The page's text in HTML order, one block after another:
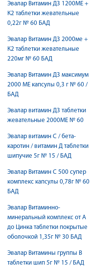
Эвалар Витамин Д3 1200МЕ +
К2 таблетки жевательные
0,22г № 60 БАД
Эвалар Витамин Д3 2000ме +
К2 таблетки жевательные
220мг № 60 БАД
Эвалар Витамин Д3 максимум
2000 МЕ капсулы 0,3 г № 60 /
БАД
Эвалар витамин Д3 таблетки
жевательные 2000МЕ № 60
Эвалар витамин С / бета-
каротин / витамин Д таблетки
шипучие 5г № 15 / БАД
Эвалар Витамин С 500 супер
комплекс капсулы 0,78г № 60
БАД
Эвалар Витаминно-
минеральный комплекс от А
до Цинка таблетки покрытые
оболочкой 1,35г № 30 БАД
Эвалар Витамины группы В
таблетки шип 5г № 15 / БАД